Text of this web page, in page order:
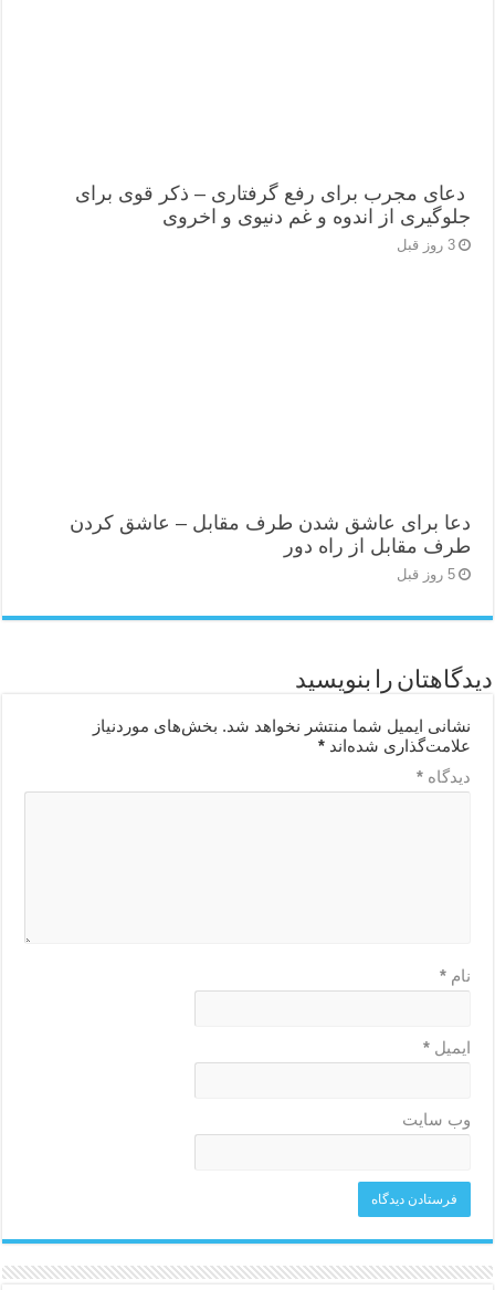
دعای مجرب برای رفع گرفتاری – ذکر قوی برای
جلوگیری از اندوه و غم دنیوی و اخروی
3 روز قبل
دعا برای عاشق شدن طرف مقابل – عاشق کردن
طرف مقابل از راه دور
5 روز قبل
دیدگاهتان را بنویسید
نشانی ایمیل شما منتشر نخواهد شد. بخش‌های موردنیاز
علامت‌گذاری شده‌اند*
دیدگاه*
نام*
ایمیل*
وب‌ سایت